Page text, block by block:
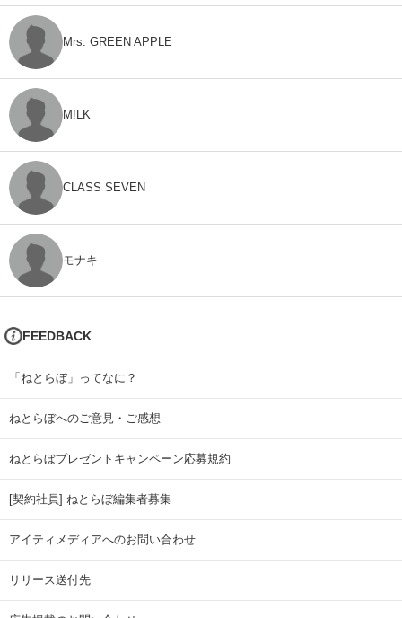
Mrs. GREEN APPLE
M!LK
CLASS SEVEN
モナキ
FEEDBACK
「ねとらぼ」ってなに？
ねとらぼへのご意見・ご感想
ねとらぼプレゼントキャンペーン応募規約
[契約社員] ねとらぼ編集者募集
アイティメディアへのお問い合わせ
リリース送付先